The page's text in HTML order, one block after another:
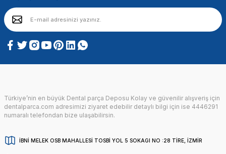
Türkiye’nin en büyük Dental parça Deposu Kolay ve güvenilir alışveriş için
dentalparca.com adresimizi ziyaret edebilir detaylı bilgi için ise 4446291
numaralı telefondan bize ulaşabilirsin.
İBNİ MELEK OSB MAHALLESİ TOSBİ YOL 5 SOKAGI NO :28 TİRE, İZMİR